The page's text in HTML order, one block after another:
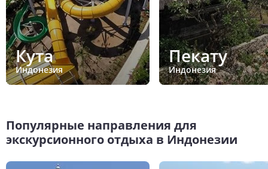
Кута
Индонезия
Пекату
Индонезия
Популярные направления для
экскурсионного отдыха в Индонезии